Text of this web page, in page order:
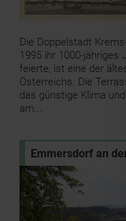
Die Doppelstadt Krems-
1995 ihr 1000-jähriges
feierte, ist eine der
Österreichs. Die
das günstige Klima und
am...
Emmersdorf an der